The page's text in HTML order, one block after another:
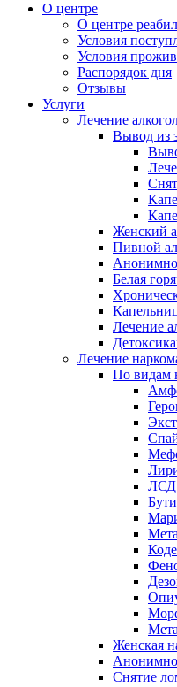
О центре
О центре
Условия
Условия
Распорядок дня
Отзывы
Услуги
Лечение
Вывод из
Женский
Пивной
Белая
Лечение
Лечение
По видам
ЛСД
Женская
Снятие